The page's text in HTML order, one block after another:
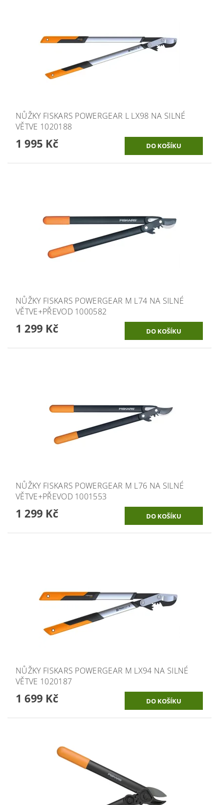
NŮŽKY FISKARS POWERGEAR L LX98 NA SILNÉ
VĚTVE 1020188
1 995 Kč
NŮŽKY FISKARS POWERGEAR M L74 NA SILNÉ
VĚTVE+PŘEVOD 1000582
1 299 Kč
NŮŽKY FISKARS POWERGEAR M L76 NA SILNÉ
VĚTVE+PŘEVOD 1001553
1 299 Kč
NŮŽKY FISKARS POWERGEAR M LX94 NA SILNÉ
VĚTVE 1020187
1 699 Kč